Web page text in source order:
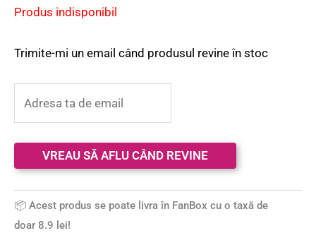
singure
Produs indisponibil
Trimite-mi un email când produsul revine în stoc
📦 Acest produs se poate livra în FanBox cu o taxă de
doar 8.9 lei!